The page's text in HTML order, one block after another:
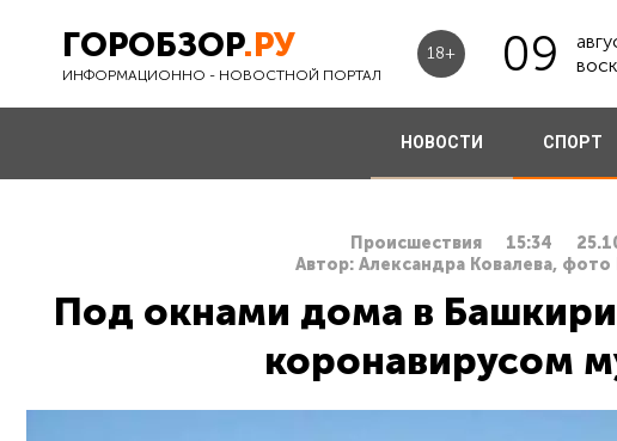
ГОРОБЗОР.РУ
ИНФОРМАЦИОННО - НОВОСТНОЙ ПОРТАЛ
18+ 09
НОВОСТИ СПОРТ
Происшествия 15:34
Автор: Александра Ковалева, фото
Под окнами дома в
коронавирусом